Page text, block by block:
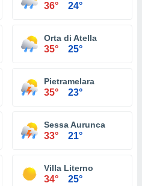
36° 24°
Orta di Atella
35° 25°
Pietramelara
35° 23°
Sessa Aurunca
33° 21°
Villa Literno
34° 25°